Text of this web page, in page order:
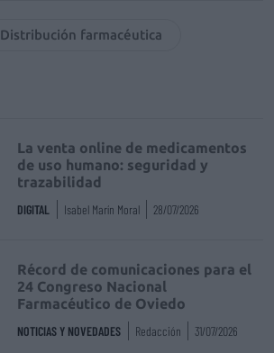
Distribución farmacéutica
La venta online de medicamentos
de uso humano: seguridad y
trazabilidad
DIGITAL Isabel Marín Moral 28/07/2026
Récord de comunicaciones para el
24 Congreso Nacional
Farmacéutico de Oviedo
NOTICIAS Y NOVEDADES Redacción 31/07/2026